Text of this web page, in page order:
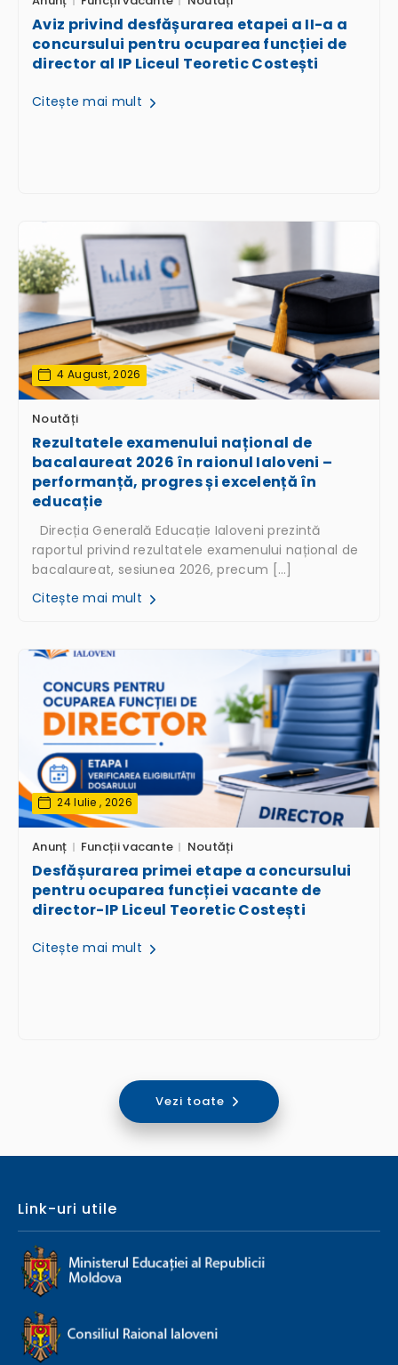
Aviz privind desfășurarea etapei a II-a a
concursului pentru ocuparea funcției de
director al IP Liceul Teoretic Costești
Citește mai mult
4 August, 2026
Noutăți
Rezultatele examenului național de
bacalaureat 2026 în raionul Ialoveni –
performanță, progres și excelență în
educație
Direcția Generală Educație Ialoveni prezintă
raportul privind rezultatele examenului național de
bacalaureat, sesiunea 2026, precum […]
Citește mai mult
24 Iulie , 2026
Anunț Funcții vacante Noutăți
Desfășurarea primei etape a concursului
pentru ocuparea funcției vacante de
director-IP Liceul Teoretic Costești
Citește mai mult
Vezi toate
Link-uri utile